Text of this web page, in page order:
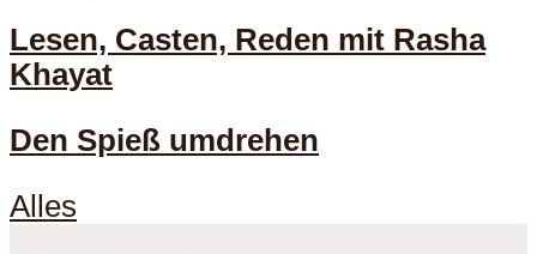
Lesen, Casten, Reden mit Rasha
Khayat
Den Spieß umdrehen
Alles